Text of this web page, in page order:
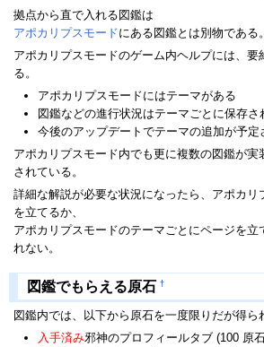
拠点から直で入れる図鑑は
アポカリプスモードにある図鑑とは別物である。
アポカリプスモードのゲーム内ヘルプには、要
る。
アポカリプスモードにはテーマがある
図鑑などの進行状況はテーマごとに保存さ
今後のアップデートでテーマの追加が予定
アポカリプスモード内でも更に複数の図鑑が実
されている。
詳細な解説が必要な状況になったら、アポカリ
を立てるか、
アポカリプスモードのテーマごとにページを立
れない。
図鑑でもらえる原石 †
図鑑内では、以下から原石を一度限りだが得ら
入手済み邪神のプロフィールタブ (100 原